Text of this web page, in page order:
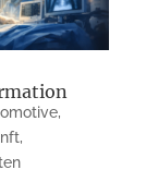
,
,